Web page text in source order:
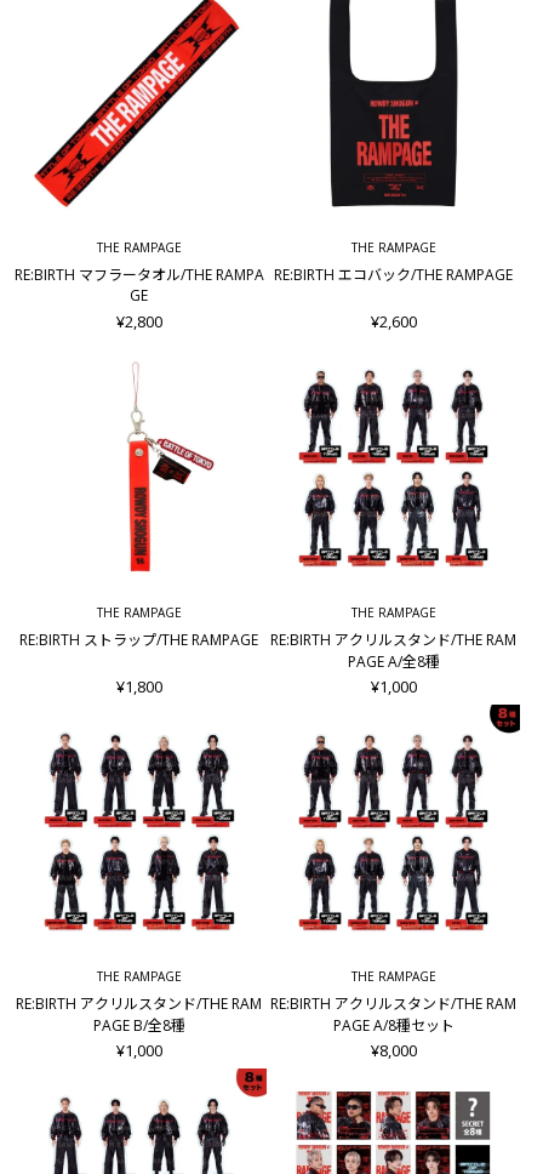
THE RAMPAGE
RE:BIRTH マフラータオル/THE RAMPA
GE
¥2,800
THE RAMPAGE
RE:BIRTH エコバック/THE RAMPAGE
¥2,600
THE RAMPAGE
RE:BIRTH ストラップ/THE RAMPAGE
¥1,800
THE RAMPAGE
RE:BIRTH アクリルスタンド/THE RAM
PAGE A/全8種
¥1,000
THE RAMPAGE
RE:BIRTH アクリルスタンド/THE RAM
PAGE B/全8種
¥1,000
THE RAMPAGE
RE:BIRTH アクリルスタンド/THE RAM
PAGE A/8種セット
¥8,000